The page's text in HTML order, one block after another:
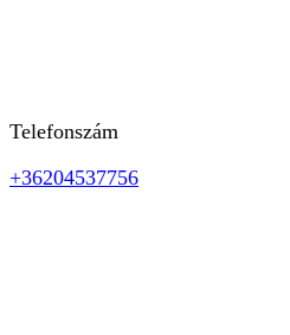
Telefonszám
+36204537756